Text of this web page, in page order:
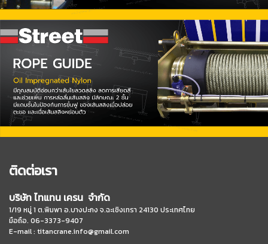
ติดต่อเรา
บริษัท ไทแทน เครน จำกัด
1/19 หมู่ 1 ต.พิมพา อ.บางปะกง จ.ฉะเชิงเทรา 24130 ประเทศไทย
มือถือ. 06-3373-9407
E-mail : titancrane.info@gmail.com